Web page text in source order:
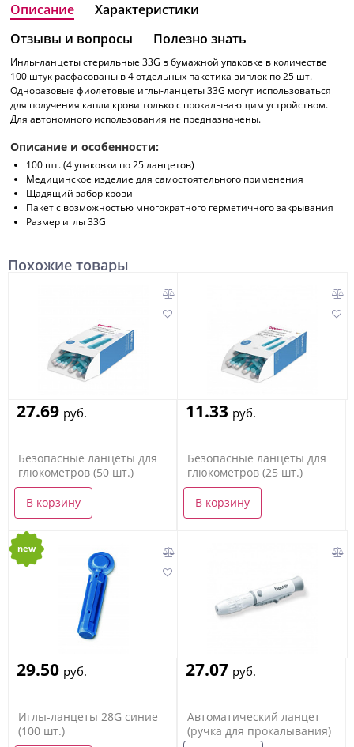
Описание
Характеристики
Отзывы и вопросы
Полезно знать
Инлы-ланцеты стерильные 33G в бумажной упаковке в количестве
100 штук расфасованы в 4 отдельных пакетика-зиплок по 25 шт.
Одноразовые фиолетовые иглы-ланцеты 33G могут использоваться
для получения капли крови только с прокалывающим устройством.
Для автономного использования не предназначены.
Описание и особенности:
100 шт. (4 упаковки по 25 ланцетов)
Медицинское изделие для самостоятельного применения
Щадящий забор крови
Пакет с возможностью многократного герметичного закрывания
Размер иглы 33G
Похожие товары
27.69 руб.
Безопасные ланцеты для
глюкометров (50 шт.)
В корзину
11.33 руб.
Безопасные ланцеты для
глюкометров (25 шт.)
В корзину
new
29.50 руб.
Иглы-ланцеты 28G синие
(100 шт.)
27.07 руб.
Автоматический ланцет
(ручка для прокалывания)